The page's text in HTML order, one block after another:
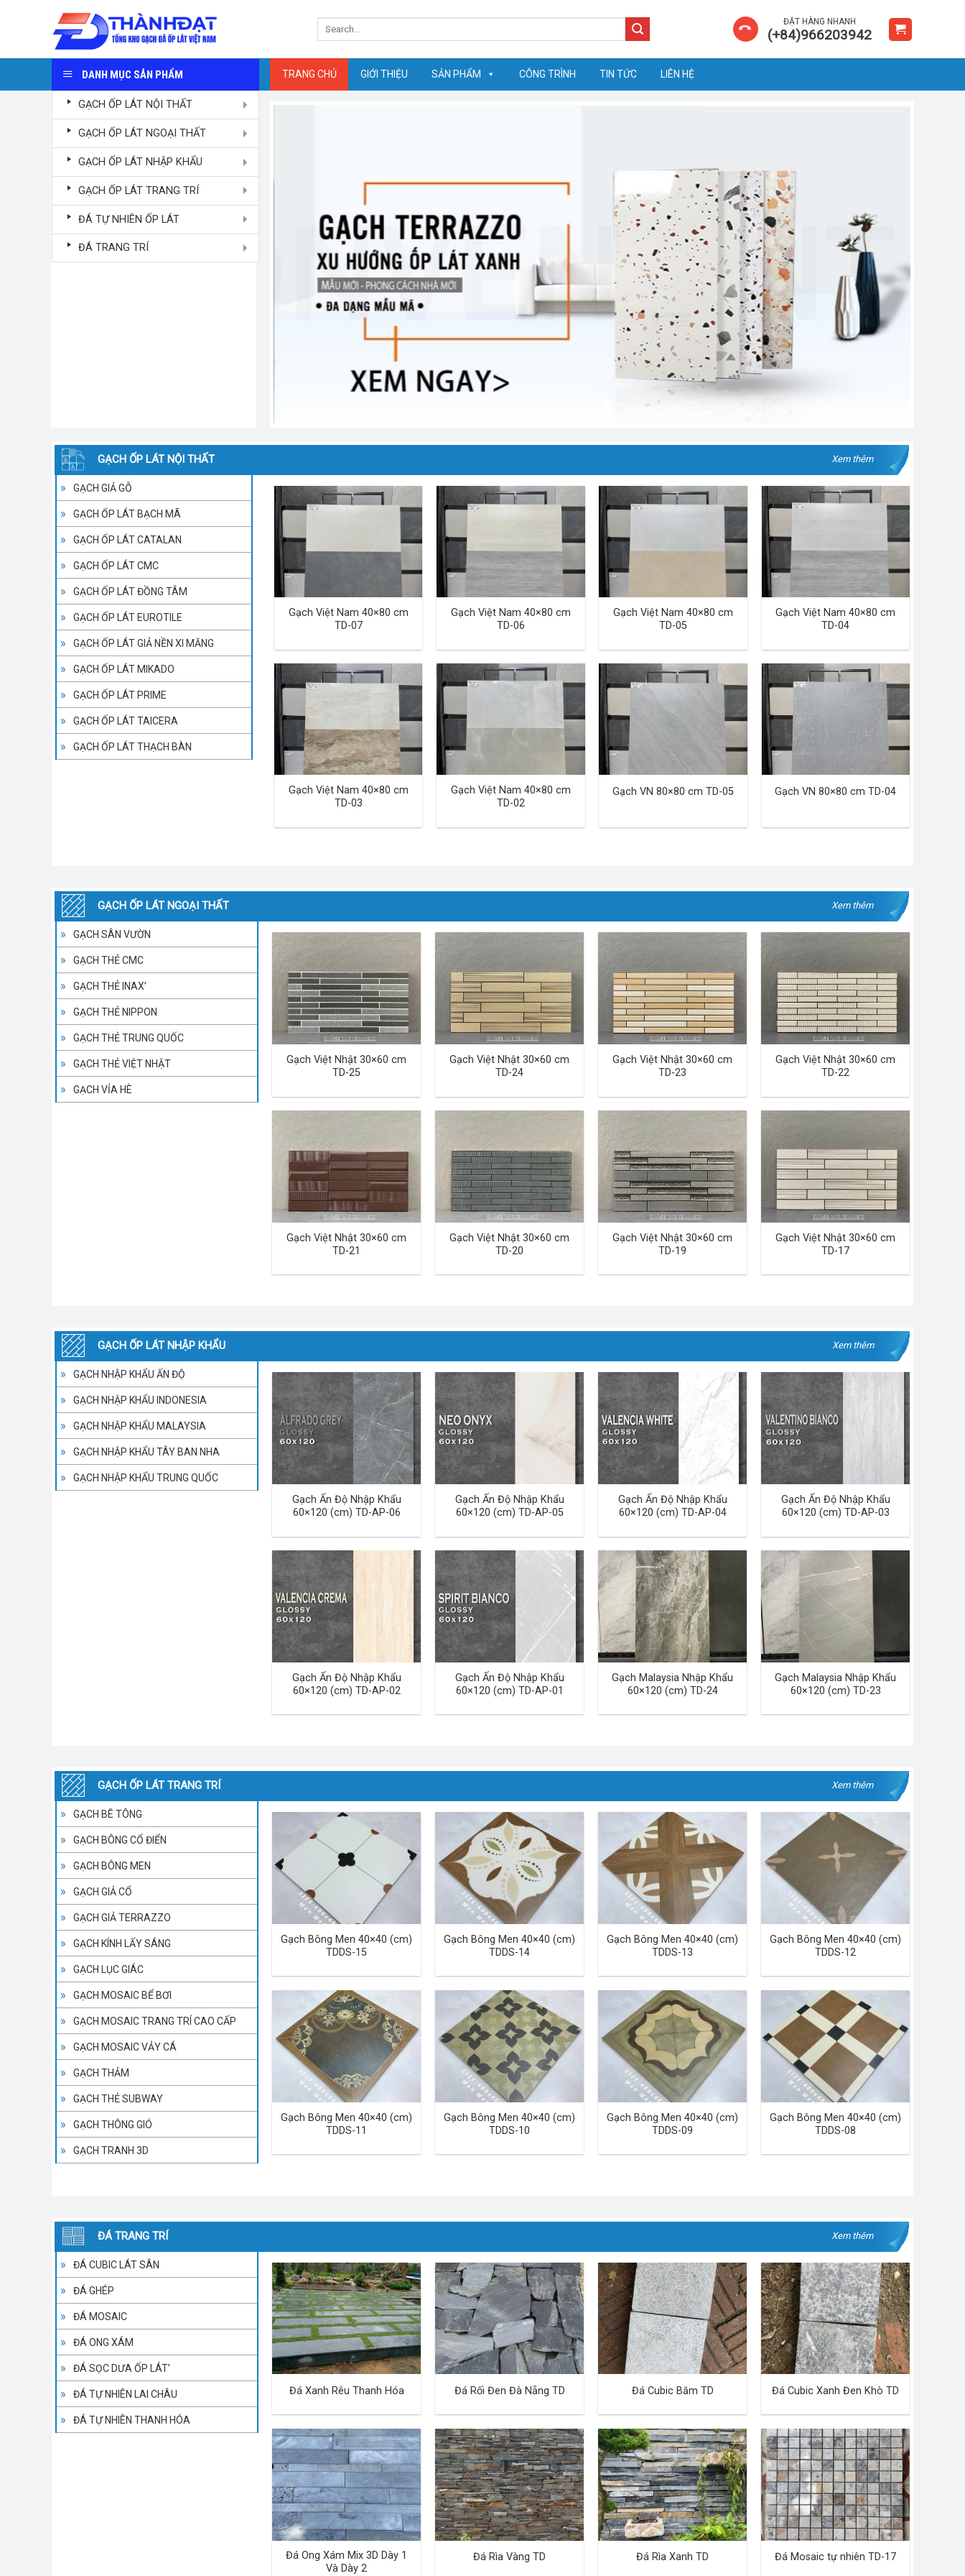
ĐẶT HÀNG NHANH
(+84)966203942
DANH MỤC SẢN PHẨM
GẠCH ỐP LÁT NỘI THẤT
GẠCH ỐP LÁT NGOẠI THẤT
GẠCH ỐP LÁT NHẬP KHẨU
GẠCH ỐP LÁT TRANG TRÍ
ĐÁ TỰ NHIÊN ỐP LÁT
ĐÁ TRANG TRÍ
TRANG CHỦ GIỚI THIỆU SẢN PHẨM CÔNG TRÌNH TIN TỨC LIÊN HỆ
GẠCH ỐP LÁT NỘI THẤT Xem thêm
GẠCH GIẢ GỖ
GẠCH ỐP LÁT BẠCH MÃ
GẠCH ỐP LÁT CATALAN
GẠCH ỐP LÁT CMC
GẠCH ỐP LÁT ĐỒNG TÂM
GẠCH ỐP LÁT EUROTILE
GẠCH ỐP LÁT GIẢ NỀN XI MĂNG
GẠCH ỐP LÁT MIKADO
GẠCH ỐP LÁT PRIME
GẠCH ỐP LÁT TAICERA
GẠCH ỐP LÁT THẠCH BÀN
Gạch Việt Nam 40×80 cm
TD-07
Gạch Việt Nam 40×80 cm
TD-06
Gạch Việt Nam 40×80 cm
TD-05
Gạch Việt Nam 40×80 cm
TD-04
Gạch Việt Nam 40×80 cm
TD-03
Gạch Việt Nam 40×80 cm
TD-02
Gạch VN 80×80 cm TD-05 Gạch VN 80×80 cm TD-04
GẠCH ỐP LÁT NGOẠI THẤT Xem thêm
GẠCH SÂN VƯỜN
GẠCH THẺ CMC
GẠCH THẺ INAX’
GẠCH THẺ NIPPON
GẠCH THẺ TRUNG QUỐC
GẠCH THẺ VIỆT NHẬT
GẠCH VỈA HÈ
Gạch Việt Nhật 30×60 cm
TD-25
Gạch Việt Nhật 30×60 cm
TD-24
Gạch Việt Nhật 30×60 cm
TD-23
Gạch Việt Nhật 30×60 cm
TD-22
Gạch Việt Nhật 30×60 cm
TD-21
Gạch Việt Nhật 30×60 cm
TD-20
Gạch Việt Nhật 30×60 cm
TD-19
Gạch Việt Nhật 30×60 cm
TD-17
GẠCH ỐP LÁT NHẬP KHẨU Xem thêm
GẠCH NHẬP KHẨU ẤN ĐỘ
GẠCH NHẬP KHẨU INDONESIA
GẠCH NHẬP KHẨU MALAYSIA
GẠCH NHẬP KHẨU TÂY BAN NHA
GẠCH NHẬP KHẨU TRUNG QUỐC
Gạch Ấn Độ Nhập Khẩu
60×120 (cm) TD-AP-06
Gạch Ấn Độ Nhập Khẩu
60×120 (cm) TD-AP-05
Gạch Ấn Độ Nhập Khẩu
60×120 (cm) TD-AP-04
Gạch Ấn Độ Nhập Khẩu
60×120 (cm) TD-AP-03
Gạch Ấn Độ Nhập Khẩu
60×120 (cm) TD-AP-02
Gạch Ấn Độ Nhập Khẩu
60×120 (cm) TD-AP-01
Gạch Malaysia Nhập Khẩu
60×120 (cm) TD-24
Gạch Malaysia Nhập Khẩu
60×120 (cm) TD-23
GẠCH ỐP LÁT TRANG TRÍ Xem thêm
GẠCH BÊ TÔNG
GẠCH BÔNG CỔ ĐIỂN
GẠCH BÔNG MEN
GẠCH GIẢ CỔ
GẠCH GIẢ TERRAZZO
GẠCH KÍNH LẤY SÁNG
GẠCH LỤC GIÁC
GẠCH MOSAIC BỂ BƠI
GẠCH MOSAIC TRANG TRÍ CAO CẤP
GẠCH MOSAIC VẢY CÁ
GẠCH THẢM
GẠCH THẺ SUBWAY
GẠCH THÔNG GIÓ
GẠCH TRANH 3D
Gạch Bông Men 40×40 (cm)
TDDS-15
Gạch Bông Men 40×40 (cm)
TDDS-14
Gạch Bông Men 40×40 (cm)
TDDS-13
Gạch Bông Men 40×40 (cm)
TDDS-12
Gạch Bông Men 40×40 (cm)
TDDS-11
Gạch Bông Men 40×40 (cm)
TDDS-10
Gạch Bông Men 40×40 (cm)
TDDS-09
Gạch Bông Men 40×40 (cm)
TDDS-08
ĐÁ TRANG TRÍ Xem thêm
ĐÁ CUBIC LÁT SÂN
ĐÁ GHÉP
ĐÁ MOSAIC
ĐÁ ONG XÁM
ĐÁ SỌC DƯA ỐP LÁT’
ĐÁ TỰ NHIÊN LAI CHÂU
ĐÁ TỰ NHIÊN THANH HÓA
Đá Xanh Rêu Thanh Hóa Đá Rối Đen Đà Nẵng TD Đá Cubic Băm TD Đá Cubic Xanh Đen Khò TD
Đá Ong Xám Mix 3D Dày 1
Và Dày 2
Đá Rìa Vàng TD Đá Rìa Xanh TD Đá Mosaic tự nhiên TD-17